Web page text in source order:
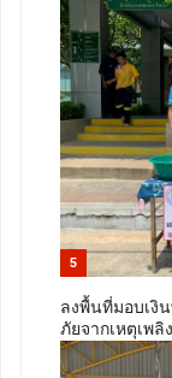
5
ลงพื้นที่มอบเงิ
ภัยจากเหตุเพ